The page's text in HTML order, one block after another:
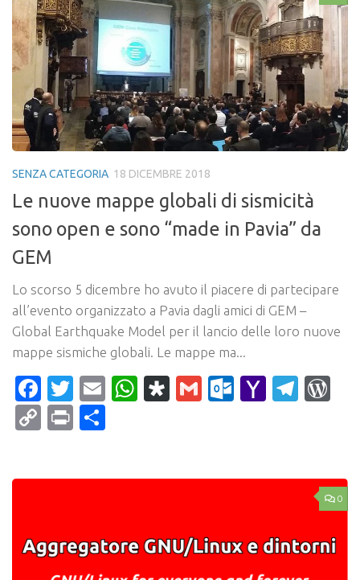
SENZA CATEGORIA 18 DICEMBRE 2018
Le nuove mappe globali di sismicità
sono open e sono “made in Pavia” da
GEM
Lo scorso 5 dicembre ho avuto il piacere di partecipare
all’evento organizzato a Pavia dagli amici di GEM –
Global Earthquake Model per il lancio delle loro nuove
mappe sismiche globali. Le mappe ma...
Facebook
Twitter
EmailWhatsApp
Diaspora
Gmail Yahoo
CopyPrint
0